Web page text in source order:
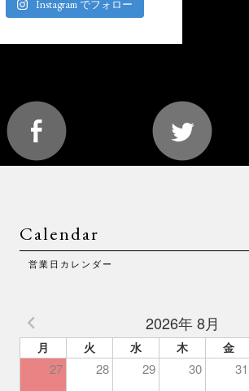
Instagram でフォロー
Calendar
営業日カレンダー
2026年 8月
月 火 水 木 金
27 28 29 30 31